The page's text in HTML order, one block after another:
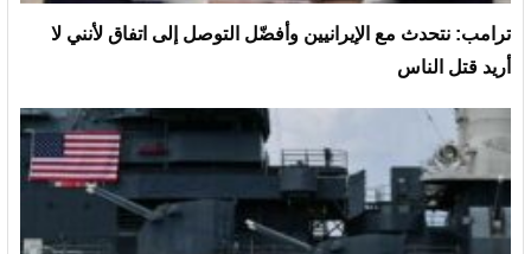
ترامب: نتحدث مع الإيرانيين وأفضّل التوصل إلى اتفاق لأنني لا
أريد قتل الناس